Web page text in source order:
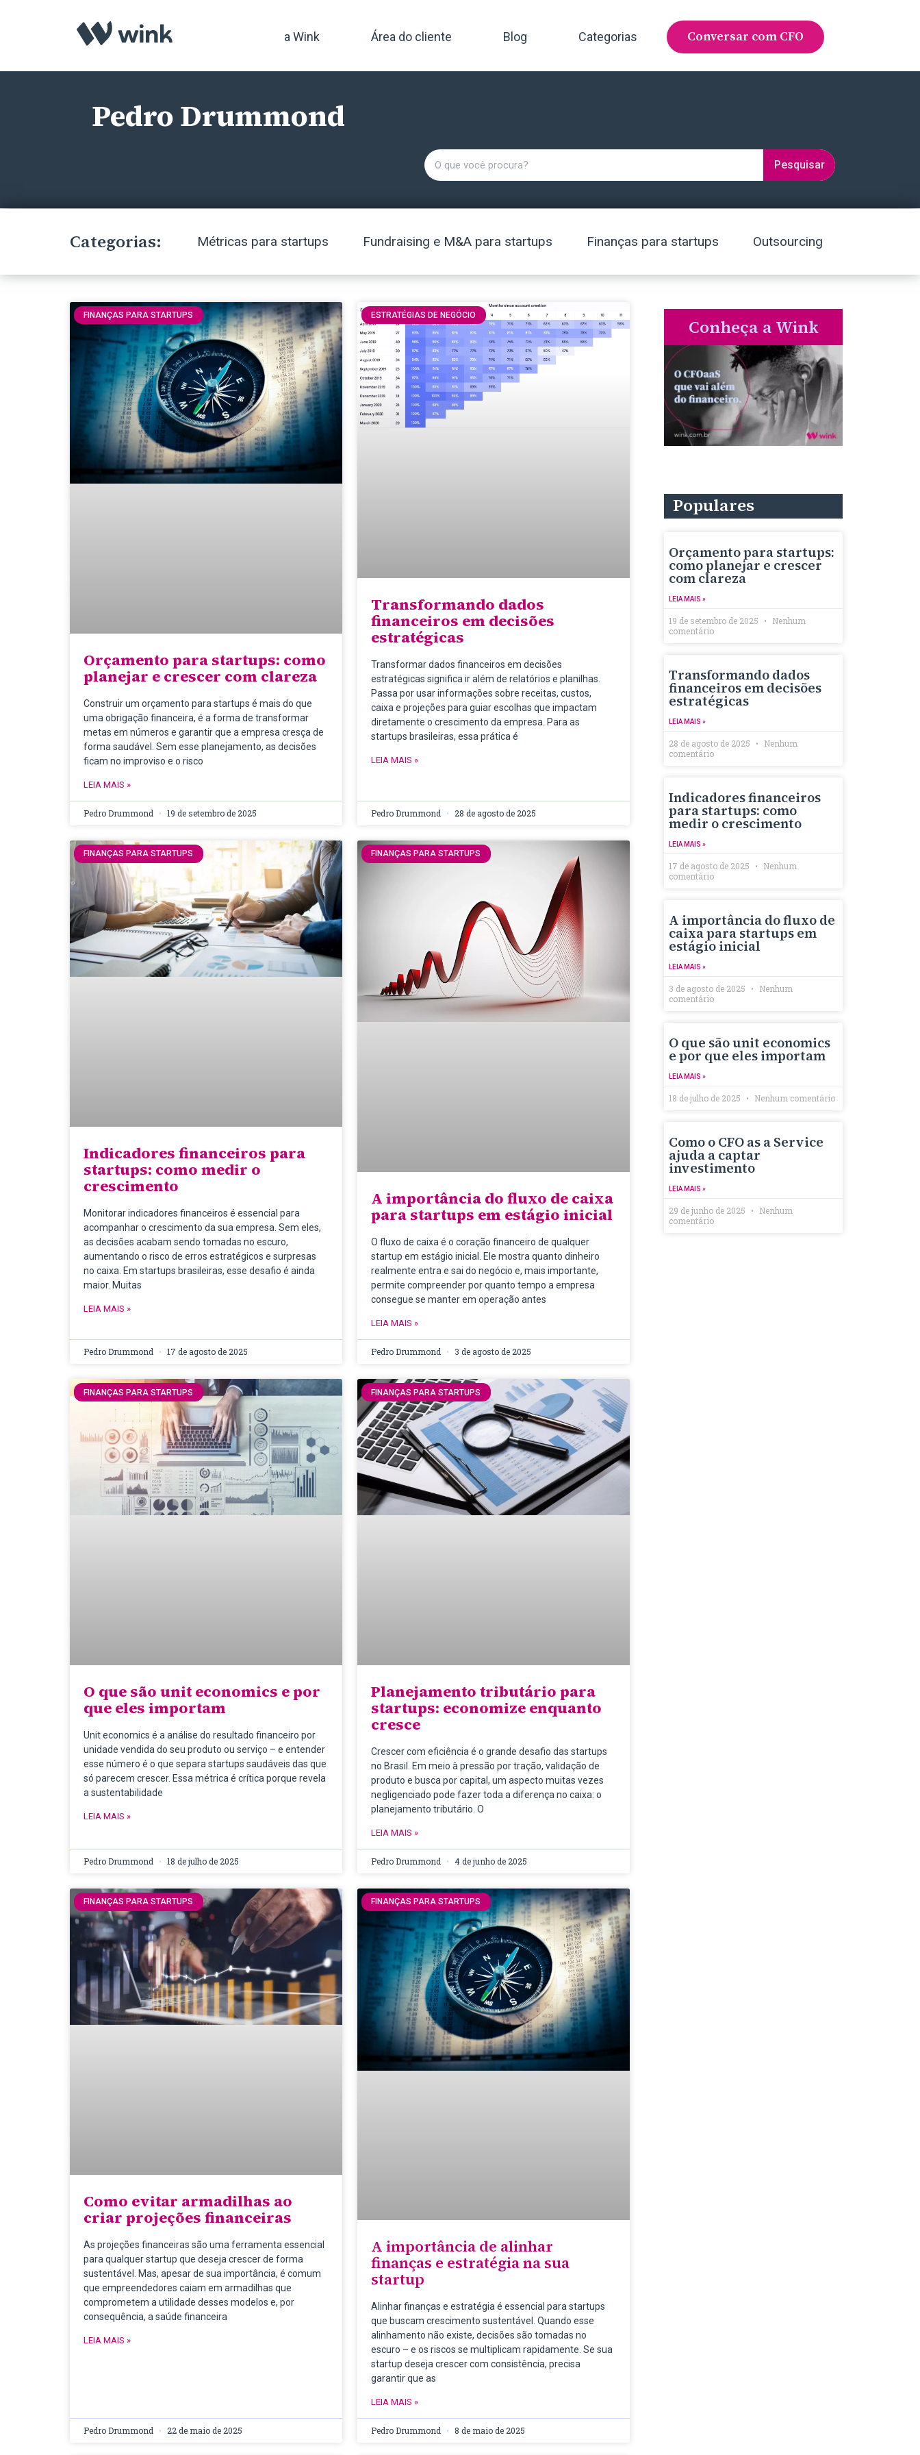
a Wink Área do cliente Blog Categorias Conversar com CFO
Pedro Drummond
Pesquisar
Categorias: Métricas para startups Fundraising e M&A para startups Finanças para startups Outsourcing
FINANÇAS PARA STARTUPS
Orçamento para startups: como
planejar e crescer com clareza
Construir um orçamento para startups é mais do que
uma obrigação financeira, é a forma de transformar
metas em números e garantir que a empresa cresça de
forma saudável. Sem esse planejamento, as decisões
ficam no improviso e o risco
LEIA MAIS »
Pedro Drummond 19 de setembro de 2025
ESTRATÉGIAS DE NEGÓCIO
Transformando dados
financeiros em decisões
estratégicas
Transformar dados financeiros em decisões
estratégicas significa ir além de relatórios e planilhas.
Passa por usar informações sobre receitas, custos,
caixa e projeções para guiar escolhas que impactam
diretamente o crescimento da empresa. Para as
startups brasileiras, essa prática é
LEIA MAIS »
Pedro Drummond 28 de agosto de 2025
FINANÇAS PARA STARTUPS
Indicadores financeiros para
startups: como medir o
crescimento
Monitorar indicadores financeiros é essencial para
acompanhar o crescimento da sua empresa. Sem eles,
as decisões acabam sendo tomadas no escuro,
aumentando o risco de erros estratégicos e surpresas
no caixa. Em startups brasileiras, esse desafio é ainda
maior. Muitas
LEIA MAIS »
Pedro Drummond 17 de agosto de 2025
FINANÇAS PARA STARTUPS
A importância do fluxo de caixa
para startups em estágio inicial
O fluxo de caixa é o coração financeiro de qualquer
startup em estágio inicial. Ele mostra quanto dinheiro
realmente entra e sai do negócio e, mais importante,
permite compreender por quanto tempo a empresa
consegue se manter em operação antes
LEIA MAIS »
Pedro Drummond 3 de agosto de 2025
FINANÇAS PARA STARTUPS
O que são unit economics e por
que eles importam
Unit economics é a análise do resultado financeiro por
unidade vendida do seu produto ou serviço – e entender
esse número é o que separa startups saudáveis das que
só parecem crescer. Essa métrica é crítica porque revela
a sustentabilidade
LEIA MAIS »
Pedro Drummond 18 de julho de 2025
FINANÇAS PARA STARTUPS
Planejamento tributário para
startups: economize enquanto
cresce
Crescer com eficiência é o grande desafio das startups
no Brasil. Em meio à pressão por tração, validação de
produto e busca por capital, um aspecto muitas vezes
negligenciado pode fazer toda a diferença no caixa: o
planejamento tributário. O
LEIA MAIS »
Pedro Drummond 4 de junho de 2025
FINANÇAS PARA STARTUPS
Como evitar armadilhas ao
criar projeções financeiras
As projeções financeiras são uma ferramenta essencial
para qualquer startup que deseja crescer de forma
sustentável. Mas, apesar de sua importância, é comum
que empreendedores caiam em armadilhas que
comprometem a utilidade desses modelos e, por
consequência, a saúde financeira
LEIA MAIS »
Pedro Drummond 22 de maio de 2025
FINANÇAS PARA STARTUPS
A importância de alinhar
finanças e estratégia na sua
startup
Alinhar finanças e estratégia é essencial para startups
que buscam crescimento sustentável. Quando esse
alinhamento não existe, decisões são tomadas no
escuro – e os riscos se multiplicam rapidamente. Se sua
startup deseja crescer com consistência, precisa
garantir que as
LEIA MAIS »
Pedro Drummond 8 de maio de 2025
Conheça a Wink
Populares
Orçamento para startups:
como planejar e crescer
com clareza
LEIA MAIS »
19 de setembro de 2025
Nenhum
comentário
Transformando dados
financeiros em decisões
estratégicas
LEIA MAIS »
28 de agosto de 2025
Nenhum
comentário
Indicadores financeiros
para startups: como
medir o crescimento
LEIA MAIS »
17 de agosto de 2025
Nenhum
comentário
A importância do fluxo de
caixa para startups em
estágio inicial
LEIA MAIS »
3 de agosto de 2025
Nenhum
comentário
O que são unit economics
e por que eles importam
LEIA MAIS »
18 de julho de 2025 Nenhum comentário
Como o CFO as a Service
ajuda a captar
investimento
LEIA MAIS »
29 de junho de 2025
Nenhum
comentário